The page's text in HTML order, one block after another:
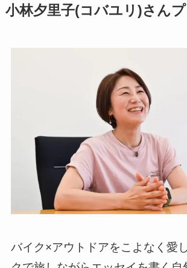
小林夕里子(コバユリ)さん
バイク×アウトドアをこよなく愛